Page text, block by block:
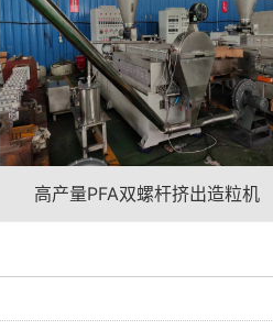
高产量PFA双螺杆挤出造粒机